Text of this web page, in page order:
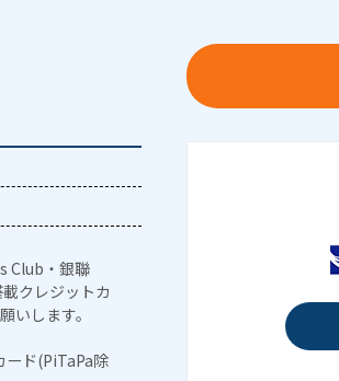
Club・銀聯
クレジットカ
いします。
ード(PiTaPa除